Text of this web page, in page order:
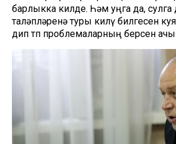
барлыкка килде. Һәм уңга да, сулга
таләпләренә туры килү билгесен
дип төп проблемаларның берсен